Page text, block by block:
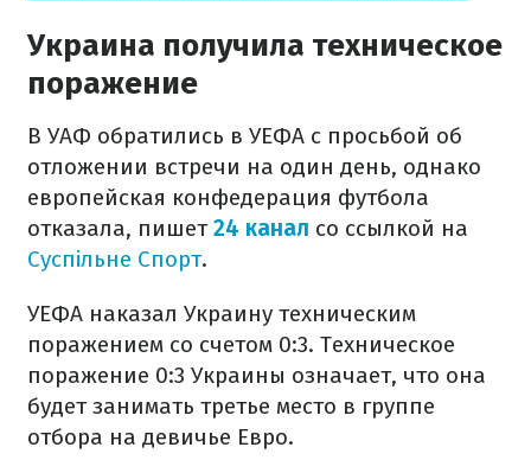
Украина получила техническое
поражение
В УАФ обратились в УЕФА с просьбой об
отложении встречи на один день, однако
европейская конфедерация футбола
отказала, пишет24 канал со ссылкой на
Суспільне Спорт.
УЕФА наказал Украину техническим
поражением со счетом 0:3. Техническое
поражение 0:3 Украины означает, что она
будет занимать третье место в группе
отбора на девичье Евро.